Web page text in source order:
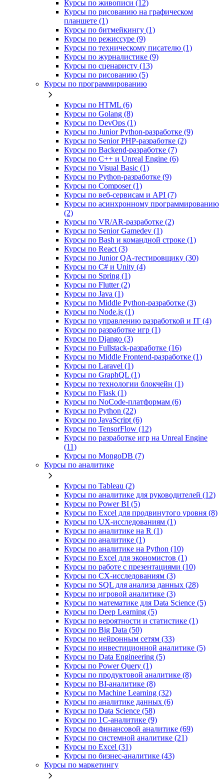
Курсы по живописи (12)
Курсы по рисованию на графическом
планшете (1)
Курсы по битмейкингу (1)
Курсы по режиссуре (9)
Курсы по техническому писателю (1)
Курсы по журналистике (9)
Курсы по сценаристу (13)
Курсы по рисованию (5)
Курсы по программированию
Курсы по HTML (6)
Курсы по Golang (8)
Курсы по DevOps (1)
Курсы по Junior Python-разработке (9)
Курсы по Senior PHP-разработке (2)
Курсы по Backend‑разработке (7)
Курсы по C++ и Unreal Engine (6)
Курсы по Visual Basic (1)
Курсы по Python-разработке (9)
Курсы по Composer (1)
Курсы по веб‑сервисам и API (7)
Курсы по асинхронному программированию
(2)
Курсы по VR/AR‑разработке (2)
Курсы по Senior Gamedev (1)
Курсы по Bash и командной строке (1)
Курсы по React (3)
Курсы по Junior QA-тестировщику (30)
Курсы по C# и Unity (4)
Курсы по Spring (1)
Курсы по Flutter (2)
Курсы по Java (1)
Курсы по Middle Python-разработке (3)
Курсы по Node.js (1)
Курсы по управлению разработкой и IT (4)
Курсы по разработке игр (1)
Курсы по Django (3)
Курсы по Fullstack‑разработке (16)
Курсы по Middle Frontend-разработке (1)
Курсы по Laravel (1)
Курсы по GraphQL (1)
Курсы по технологии блокчейн (1)
Курсы по Flask (1)
Курсы по NoCode‑платформам (6)
Курсы по Python (22)
Курсы по JavaScript (6)
Курсы по TensorFlow (12)
Курсы по разработке игр на Unreal Engine
(11)
Курсы по MongoDB (7)
Курсы по аналитике
Курсы по Tableau (2)
Курсы по аналитике для руководителей (12)
Курсы по Power BI (5)
Курсы по Excel для продвинутого уровня (8)
Курсы по UX‑исследованиям (1)
Курсы по аналитике на R (1)
Курсы по аналитике (1)
Курсы по аналитике на Python (10)
Курсы по Excel для экономистов (1)
Курсы по работе с презентациями (10)
Курсы по CX-исследованиям (3)
Курсы по SQL для анализа данных (28)
Курсы по игровой аналитике (3)
Курсы по математике для Data Science (5)
Курсы по Deep Learning (5)
Курсы по вероятности и статистике (1)
Курсы по Big Data (50)
Курсы по нейронным сетям (33)
Курсы по инвестиционной аналитике (5)
Курсы по Data Engineering (5)
Курсы по Power Query (1)
Курсы по продуктовой аналитике (8)
Курсы по BI‑аналитике (8)
Курсы по Machine Learning (32)
Курсы по аналитике данных (6)
Курсы по Data Science (58)
Курсы по 1С‑аналитике (9)
Курсы по финансовой аналитике (69)
Курсы по системной аналитике (21)
Курсы по Excel (31)
Курсы по бизнес‑аналитике (43)
Курсы по маркетингу